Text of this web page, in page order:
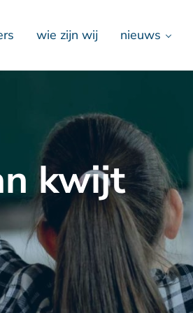
wie zijn wij nieuws
kwijt